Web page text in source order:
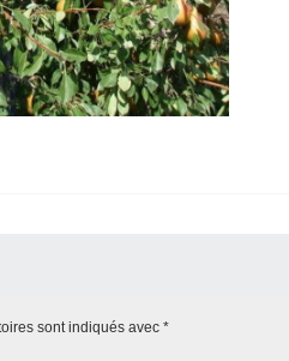
sont indiqués avec *